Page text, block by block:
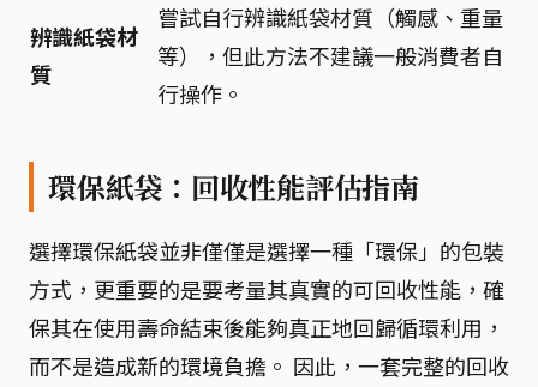
辨識紙袋材
質
嘗試自行辨識紙袋材質（觸感、重量
等），但此方法不建議一般消費者自
行操作。
環保紙袋：回收性能評估指南
選擇環保紙袋並非僅僅是選擇一種「環保」的包裝
方式，更重要的是要考量其真實的可回收性能，確
保其在使用壽命結束後能夠真正地回歸循環利用，
而不是造成新的環境負擔。 因此，一套完整的回收